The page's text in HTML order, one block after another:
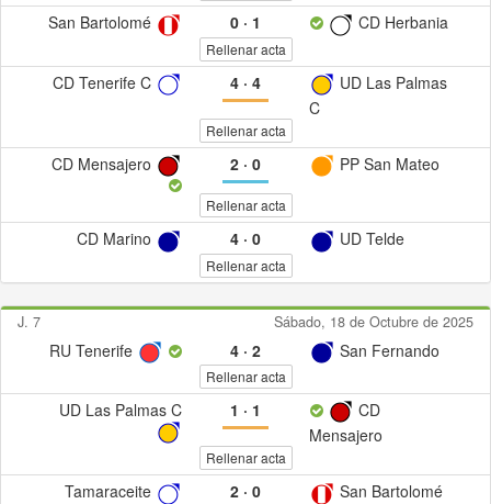
San Bartolomé 0· 1 CD Herbania
Rellenar acta
CD Tenerife C 4· 4
UD Las Palmas
C
Rellenar acta
CD Mensajero 2· 0 PP San Mateo
Rellenar acta
CD Marino 4· 0 UD Telde
Rellenar acta
J. 7 Sábado, 18 de Octubre de 2025
RU Tenerife 4· 2 San Fernando
Rellenar acta
UD Las Palmas C 1 · 1
CD
Mensajero
Rellenar acta
Tamaraceite 2· 0 San Bartolomé